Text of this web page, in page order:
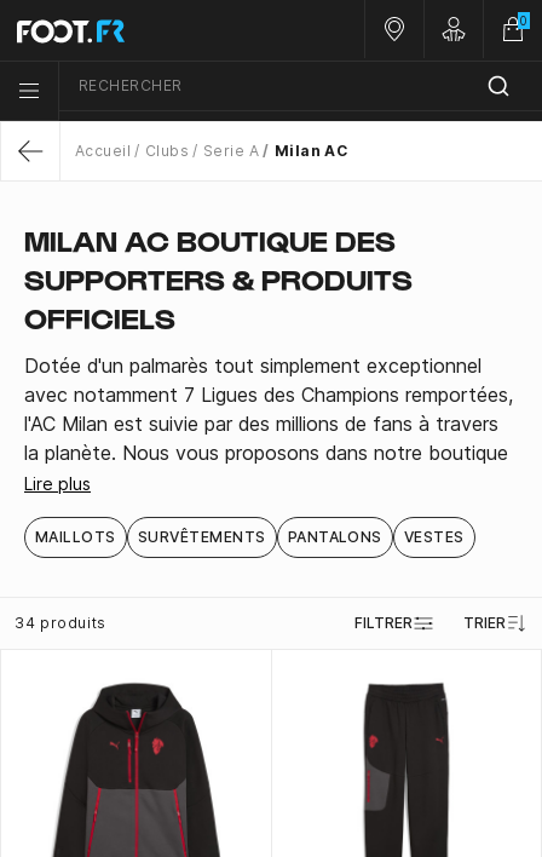
Menu list icon
RECHERCHER
Nos magasins
Customer
0
Accueil Clubs Serie A Milan AC
MILAN AC BOUTIQUE DES
SUPPORTERS & PRODUITS
OFFICIELS
Dotée d'un palmarès tout simplement exceptionnel
avec notamment 7 Ligues des Champions remportées,
l'AC Milan est suivie par des millions de fans à travers
la planète. Nous vous proposons dans notre boutique
Milan, un large choix de produits officiels du club
Lire plus
MAILLOTS SURVÊTEMENTS PANTALONS VESTES
34 produits FILTRER TRIER